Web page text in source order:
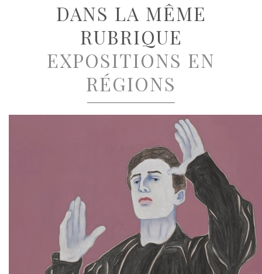
DANS LA MÊME
RUBRIQUE
EXPOSITIONS EN
RÉGIONS